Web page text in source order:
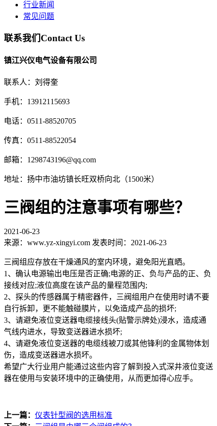
行业新闻
常见问题
联系我们Contact Us
镇江兴仪电气设备有限公司
联系人：刘得奎
手机：13912115693
电话：0511-88520705
传真：0511-88522054
邮箱：1298743196@qq.com
地址：扬中市油坊镇长旺双桥向北（1500米）
三阀组的注意事项有哪些？
2021-06-23
来源：www.yz-xingyi.com 发表时间：2021-06-23
三阀组应存放在干燥通风的室内环境，避免阳光直晒。
1、确认电源输出电压是否正确;电源的正、负与产品的正、负
接线对应;液位高度在该产品的量程范围内;
2、探头的传感器属于精密器件，三阀组用户在使用时请不要
自行拆卸，更不能触碰膜片，以免造成产品的损坏;
3、请避免液位变送器电缆接线头(贴警示牌处)浸水，造成通
气线内进水，导致变送器进水损坏;
4、请避免液位变送器的电缆线被刀或其他锋利的金属物体划
伤，造成变送器进水损坏。
希望广大行业用户能通过这些内容了解到投入式深井液位变送
器在使用与安装环境中的正确使用，从而更加得心应手。
上一篇： 仪表针型阀的选用标准